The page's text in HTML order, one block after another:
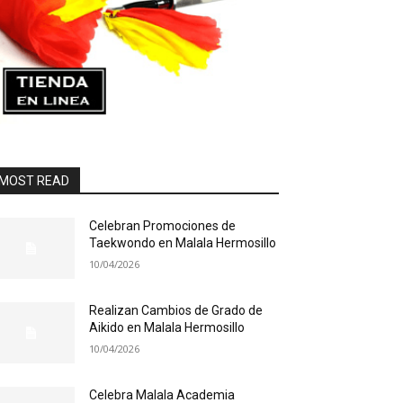
READ
Celebran Promociones de
Taekwondo en Malala Hermosillo
10/04/2026
Realizan Cambios de Grado de
Aikido en Malala Hermosillo
10/04/2026
Celebra Malala Academia